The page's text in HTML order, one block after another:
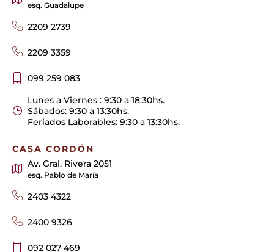
esq. Guadalupe
2209 2739
2209 3359
099 259 083
Lunes a Viernes : 9:30 a 18:30hs.
Sábados: 9:30 a 13:30hs.
Feriados Laborables: 9:30 a 13:30hs.
CASA CORDÓN
Av. Gral. Rivera 2051
esq. Pablo de María
2403 4322
2400 9326
092 027 469